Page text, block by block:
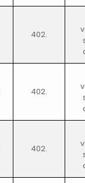
402.
402.
402.